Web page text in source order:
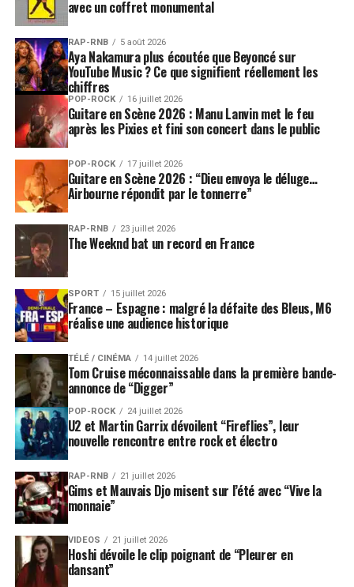
avec un coffret monumental
RAP-RNB 5 août 2026
Aya Nakamura plus écoutée que Beyoncé sur
YouTube Music ? Ce que signifient réellement les
chiffres
POP-ROCK 16 juillet 2026
Guitare en Scène 2026 : Manu Lanvin met le feu
après les Pixies et fini son concert dans le public
POP-ROCK 17 juillet 2026
Guitare en Scène 2026 : “Dieu envoya le déluge…
Airbourne répondit par le tonnerre”
RAP-RNB 23 juillet 2026
The Weeknd bat un record en France
SPORT 15 juillet 2026
France – Espagne : malgré la défaite des Bleus, M6
réalise une audience historique
TÉLÉ / CINÉMA 14 juillet 2026
Tom Cruise méconnaissable dans la première bande-
annonce de “Digger”
POP-ROCK 24 juillet 2026
U2 et Martin Garrix dévoilent “Fireflies”, leur
nouvelle rencontre entre rock et électro
RAP-RNB 21 juillet 2026
Gims et Mauvais Djo misent sur l’été avec “Vive la
monnaie”
VIDEOS 21 juillet 2026
Hoshi dévoile le clip poignant de “Pleurer en
dansant”